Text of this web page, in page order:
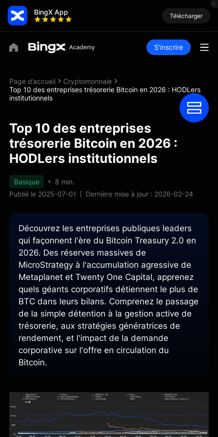
BingX App Télécharger
S'inscrire
Page d’accueil
Cryptomonnaie
Top 10 des entreprises trésorerie Bitcoin en 2026 : HODLers
institutionnels
Top 10 des entreprises
trésorerie Bitcoin en 2026 :
HODLers institutionnels
Basique
8 min.
Publié le 2025-07-01
Dernière mise à jour : 2026-02-24
Découvrez les entreprises publiques leaders
qui façonnent l'ère du Bitcoin Treasury 2.0 en
2026. Des réserves massives de
MicroStrategy à l'accumulation agressive de
Metaplanet et Twenty One Capital, apprenez
quels géants corporatifs détiennent le plus de
BTC dans leurs bilans. Comprenez le passage
de la simple détention à la gestion active de
trésorerie, aux stratégies génératrices de
rendement, et l'impact de la demande
corporative sur l'offre en circulation du
Bitcoin.